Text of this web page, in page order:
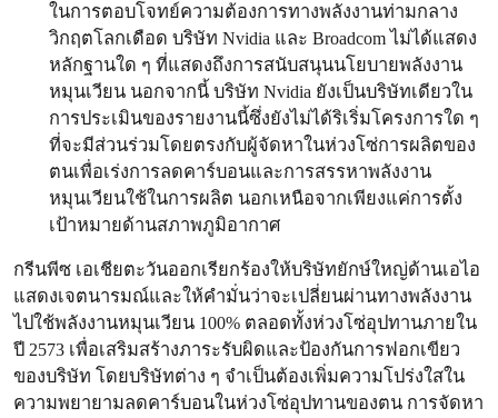
ในการตอบโจทย์ความต้องการทางพลังงานท่ามกลาง
วิกฤตโลกเดือด บริษัท Nvidia และ Broadcom ไม่ได้แสดง
หลักฐานใด ๆ ที่แสดงถึงการสนับสนุนนโยบายพลังงาน
หมุนเวียน นอกจากนี้ บริษัท Nvidia ยังเป็นบริษัทเดียวใน
การประเมินของรายงานนี้ซึ่งยังไม่ได้ริเริ่มโครงการใด ๆ
ที่จะมีส่วนร่วมโดยตรงกับผู้จัดหาในห่วงโซ่การผลิตของ
ตนเพื่อเร่งการลดคาร์บอนและการสรรหาพลังงาน
หมุนเวียนใช้ในการผลิต นอกเหนือจากเพียงแค่การตั้ง
เป้าหมายด้านสภาพภูมิอากาศ
กรีนพีซ เอเชียตะวันออกเรียกร้องให้บริษัทยักษ์ใหญ่ด้านเอไอ
แสดงเจตนารมณ์และให้คำมั่นว่าจะเปลี่ยนผ่านทางพลังงาน
ไปใช้พลังงานหมุนเวียน 100% ตลอดทั้งห่วงโซ่อุปทานภายใน
ปี 2573 เพื่อเสริมสร้างภาระรับผิดและป้องกันการฟอกเขียว
ของบริษัท โดยบริษัทต่าง ๆ จำเป็นต้องเพิ่มความโปร่งใสใน
ความพยายามลดคาร์บอนในห่วงโซ่อุปทานของตน การจัดหา